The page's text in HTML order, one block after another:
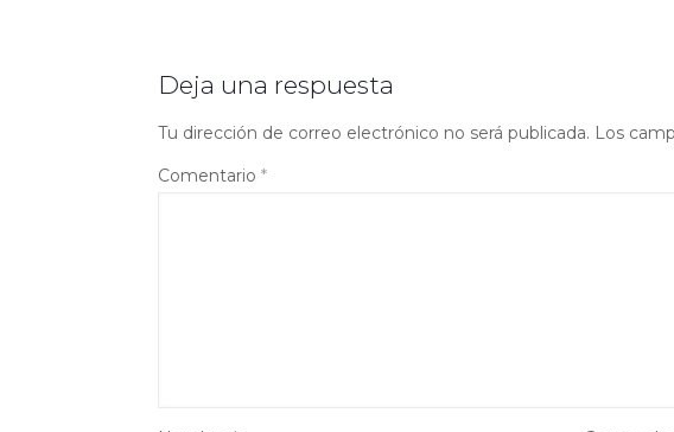
Deja una respuesta
Tu dirección de correo electrónico no será publicada. Los
Comentario *